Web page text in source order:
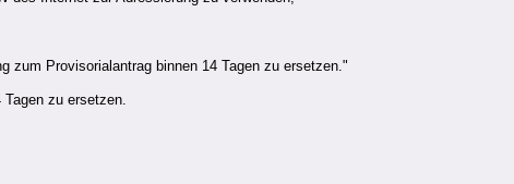
zum Provisorialantrag binnen 14 Tagen zu ersetzen."
zu ersetzen.